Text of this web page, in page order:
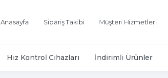
Anasayfa Sipariş Takibi Müşteri Hizmetleri
Hız Kontrol Cihazları İndirimli Ürünler